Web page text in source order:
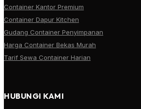
Container Kantor Premium
Container Dapur Kitchen
Gudang Container Penyimpanan
Harga Container Bekas Murah
Tarif Sewa Container Harian
HUBUNGI KAMI